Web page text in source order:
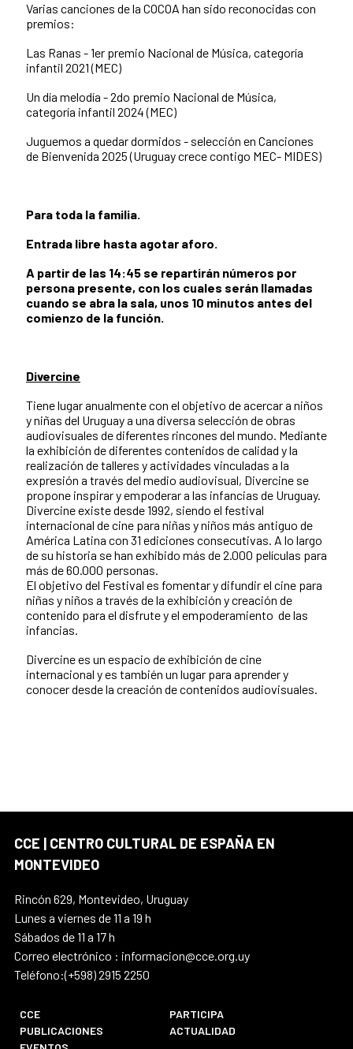
Varias canciones de la COCOA han sido reconocidas con
premios:
Las Ranas - 1er premio Nacional de Música, categoría
infantil 2021 (MEC)
Un día melodía - 2do premio Nacional de Música,
categoría infantil 2024 (MEC)
Juguemos a quedar dormidos - selección en Canciones
de Bienvenida 2025 (Uruguay crece contigo MEC- MIDES)
Para toda la familia.
Entrada libre hasta agotar aforo.
A partir de las 14:45 se repartirán números por
persona presente, con los cuales serán llamadas
cuando se abra la sala, unos 10 minutos antes del
comienzo de la función.
Divercine
Tiene lugar anualmente con el objetivo de acercar a niños
y niñas del Uruguay a una diversa selección de obras
audiovisuales de diferentes rincones del mundo. Mediante
la exhibición de diferentes contenidos de calidad y la
realización de talleres y actividades vinculadas a la
expresión a través del medio audiovisual, Divercine se
propone inspirar y empoderar a las infancias de Uruguay.
Divercine existe desde 1992, siendo el festival
internacional de cine para niñas y niños más antiguo de
América Latina con 31 ediciones consecutivas. A lo largo
de su historia se han exhibido más de 2.000 películas para
más de 60.000 personas.
El objetivo del Festival es fomentar y difundir el cine para
niñas y niños a través de la exhibición y creación de
contenido para el disfrute y el empoderamiento de las
infancias.
Divercine es un espacio de exhibición de cine
internacional y es también un lugar para aprender y
conocer desde la creación de contenidos audiovisuales.
CCE | CENTRO CULTURAL DE ESPAÑA EN
MONTEVIDEO
Rincón 629, Montevideo, Uruguay
Lunes a viernes de 11 a 19 h
Sábados de 11 a 17 h
Correo electrónico : informacion@cce.org.uy
Teléfono:(+598) 2915 2250
CCE
PARTICIPA
PUBLICACIONES
ACTUALIDAD